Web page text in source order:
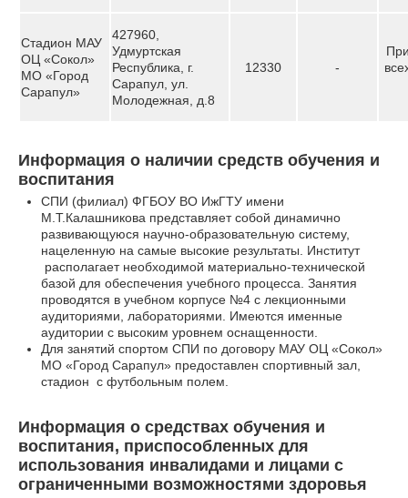
Стадион МАУ
ОЦ «Сокол»
МО «Город
Сарапул»
427960,
Удмуртская
Республика, г.
Сарапул, ул.
Молодежная, д.8
12330 -
Информация о наличии средств обучения и
воспитания
СПИ (филиал) ФГБОУ ВО ИжГТУ имени
М.Т.Калашникова представляет собой динамично
развивающуюся научно-образовательную систему,
нацеленную на самые высокие результаты. Институт
располагает необходимой материально-технической
базой для обеспечения учебного процесса. Занятия
проводятся в учебном корпусе №4 с лекционными
аудиториями, лабораториями. Имеются именные
аудитории с высоким уровнем оснащенности.
Для занятий спортом СПИ по договору МАУ ОЦ «Сокол»
МО «Город Сарапул» предоставлен спортивный зал,
стадион с футбольным полем.
Информация о средствах обучения и
воспитания, приспособленных для
использования инвалидами и лицами с
ограниченными возможностями здоровья